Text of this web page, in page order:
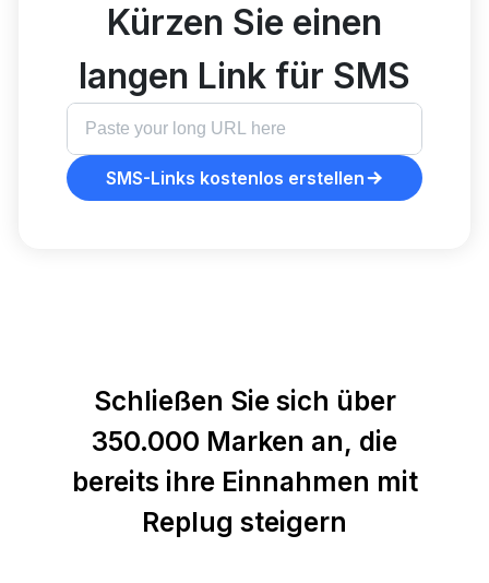
Kürzen Sie einen
langen Link für SMS
SMS-Links kostenlos erstellen
Schließen Sie sich über
350.000 Marken an, die
bereits ihre Einnahmen mit
Replug steigern